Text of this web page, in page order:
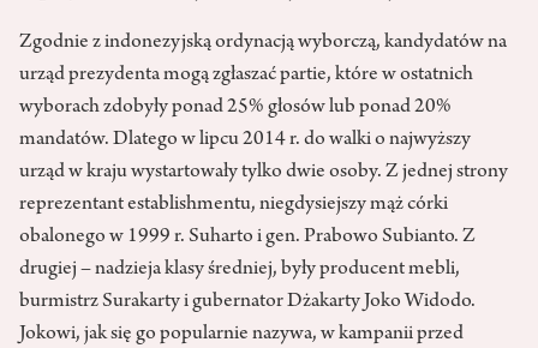
Zgodnie z indonezyjską ordynacją wyborczą, kandydatów na
urząd prezydenta mogą zgłaszać partie, które w ostatnich
wyborach zdobyły ponad 25% głosów lub ponad 20%
mandatów. Dlatego w lipcu 2014 r. do walki o najwyższy
urząd w kraju wystartowały tylko dwie osoby. Z jednej strony
reprezentant establishmentu, niegdysiejszy mąż córki
obalonego w 1999 r. Suharto i gen. Prabowo Subianto. Z
drugiej – nadzieja klasy średniej, były producent mebli,
burmistrz Surakarty i gubernator Dżakarty Joko Widodo.
Jokowi, jak się go popularnie nazywa, w kampanii przed